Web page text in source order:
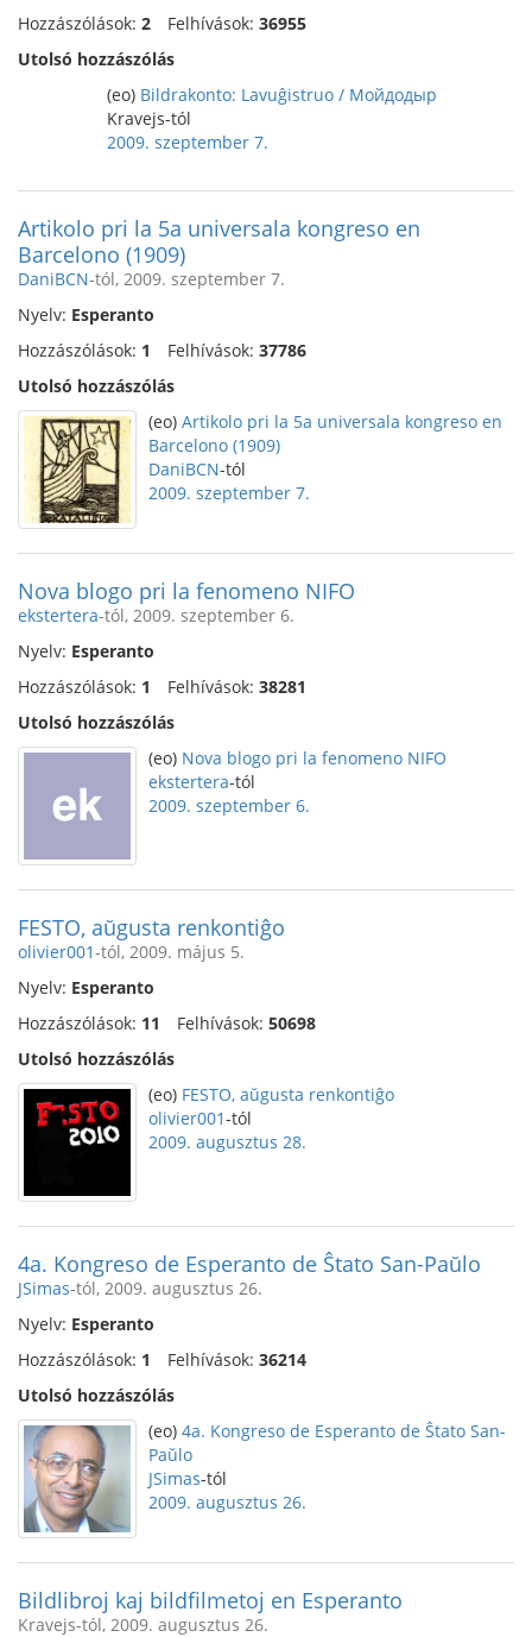
Hozzászólások: 2 Felhívások: 36955
Utolsó hozzászólás
(eo) Bildrakonto: Lavuĝistruo / Мойдодыр
Kravejs-tól
2009. szeptember 7.
Artikolo pri la 5a universala kongreso en
Barcelono (1909)
DaniBCN-tól, 2009. szeptember 7.
Nyelv: Esperanto
Hozzászólások: 1 Felhívások: 37786
Utolsó hozzászólás
(eo) Artikolo pri la 5a universala kongreso en
Barcelono (1909)
DaniBCN-tól
2009. szeptember 7.
Nova blogo pri la fenomeno NIFO
ekstertera-tól, 2009. szeptember 6.
Nyelv: Esperanto
Hozzászólások: 1 Felhívások: 38281
Utolsó hozzászólás
(eo) Nova blogo pri la fenomeno NIFO
ekstertera-tól
2009. szeptember 6.
FESTO, aŭgusta renkontiĝo
olivier001-tól, 2009. május 5.
Nyelv: Esperanto
Hozzászólások: 11 Felhívások: 50698
Utolsó hozzászólás
(eo) FESTO, aŭgusta renkontiĝo
olivier001-tól
2009. augusztus 28.
4a. Kongreso de Esperanto de Ŝtato San-Paŭlo
JSimas-tól, 2009. augusztus 26.
Nyelv: Esperanto
Hozzászólások: 1 Felhívások: 36214
Utolsó hozzászólás
(eo) 4a. Kongreso de Esperanto de Ŝtato San-
Paŭlo
JSimas-tól
2009. augusztus 26.
Bildlibroj kaj bildfilmetoj en Esperanto
Kravejs-tól, 2009. augusztus 26.